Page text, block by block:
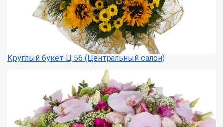
Круглый букет Ц 56 (Центральный салон)